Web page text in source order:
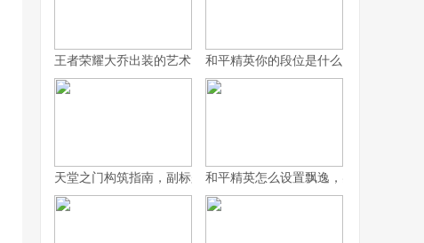
王者荣耀大乔出装的艺术，辅助之核的战术抉择
和平精英你的段位是什么：一段段位承
天堂之门构筑指南，副标题，通往云端的幻想之路
和平精英怎么设置飘逸，实战身法操控